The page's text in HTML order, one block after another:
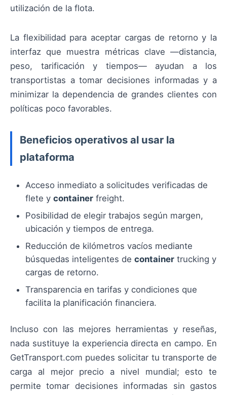
utilización de la flota.
La flexibilidad para aceptar cargas de retorno y la
interfaz que muestra métricas clave —distancia,
peso, tarificación y tiempos— ayudan a los
transportistas a tomar decisiones informadas y a
minimizar la dependencia de grandes clientes con
políticas poco favorables.
Beneficios operativos al usar la
plataforma
Acceso inmediato a solicitudes verificadas de
flete y container freight.
Posibilidad de elegir trabajos según margen,
ubicación y tiempos de entrega.
Reducción de kilómetros vacíos mediante
búsquedas inteligentes de container trucking y
cargas de retorno.
Transparencia en tarifas y condiciones que
facilita la planificación financiera.
Incluso con las mejores herramientas y reseñas,
nada sustituye la experiencia directa en campo. En
GetTransport.com puedes solicitar tu transporte de
carga al mejor precio a nivel mundial; esto te
permite tomar decisiones informadas sin gastos